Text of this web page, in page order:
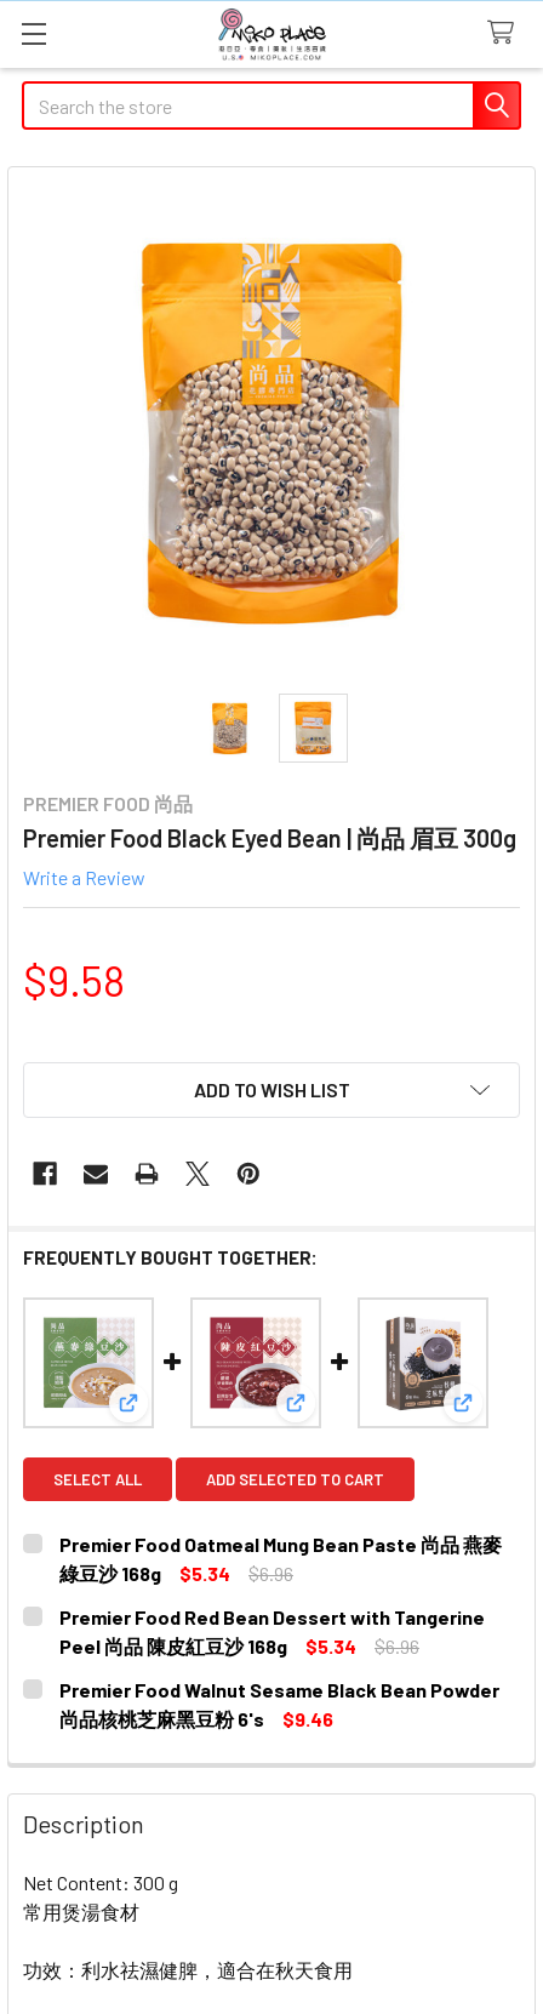
Search
PREMIER FOOD 尚品
Premier Food Black Eyed Bean | 尚品 眉豆 300g
Write a Review
$9.58
ADD TO WISH LIST
FREQUENTLY BOUGHT TOGETHER:
View: Premier Food Oatmeal Mung Bean Paste 尚
View: Premier Food Red
View:
SELECT ALL ADD SELECTED TO CART
Premier Food Oatmeal Mung Bean Paste 尚品 燕麥
綠豆沙 168g
$5.34
$6.96
CURRENT
STOCK:
QUANTITY:
DECREASE QUANTITY OF PREMIER FOOD OATMEAL MUNG
INCREASE QUANTITY OF PREMIER FOOD
Premier Food Red Bean Dessert with Tangerine
Peel 尚品 陳皮紅豆沙 168g
$5.34
$6.96
CURRENT
STOCK:
QUANTITY:
DECREASE QUANTITY OF PREMIER FOOD RED BEAN
INCREASE QUANTITY OF PREMIER FOOD RED
Premier Food Walnut Sesame Black Bean Powder
尚品核桃芝麻黑豆粉 6's
$9.46
DECREASE QUANTITY OF PREMIER FOOD WALNUT
INCREASE QUANTITY OF PREMIER FOOD
Description
Net Content: 300 g
常用煲湯食材
功效：利水祛濕健脾，適合在秋天食用